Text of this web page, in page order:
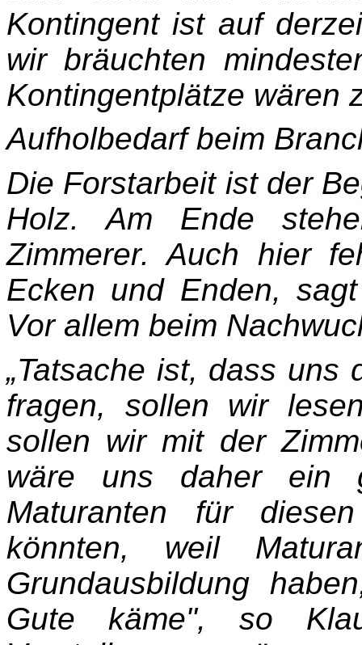
Kontingent ist auf
wir bräuchten
Kontingentplätze wären
Aufholbedarf beim
Die Forstarbeit ist der
Holz. Am Ende
Zimmerer. Auch hier
Ecken und Enden,
Vor allem beim
„Tatsache ist, dass uns
fragen, sollen wir
sollen wir mit der
wäre uns daher ein
Maturanten für
könnten, weil
Grundausbildung
Gute käme", so